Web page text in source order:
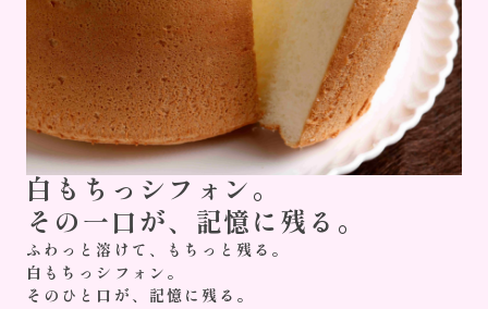
白もちっシフォン。
その一口が、記憶に残る。
ふわっと溶けて、もちっと残る。
白もちっシフォン。
そのひと口が、記憶に残る。